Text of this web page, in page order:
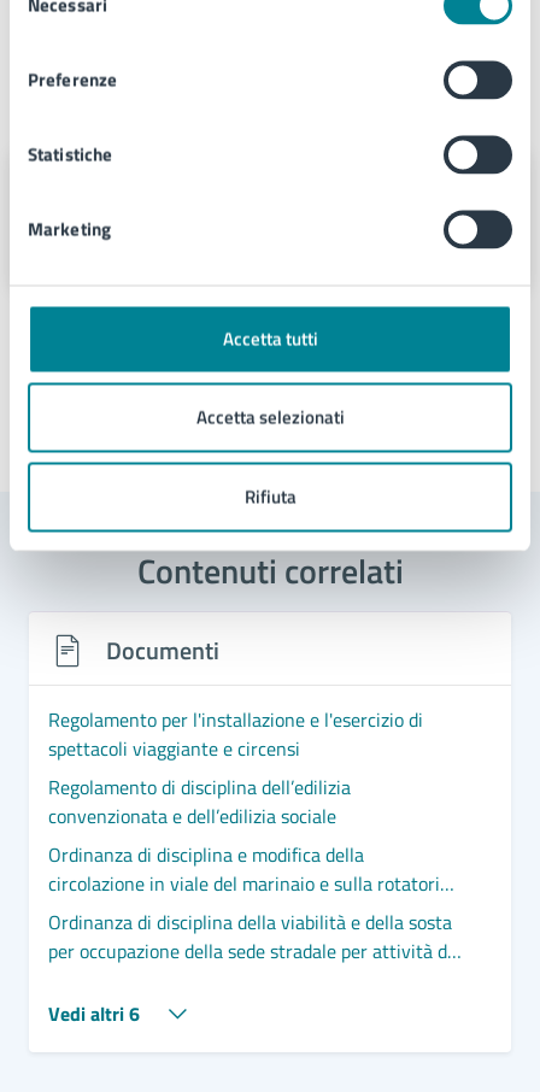
del
Preferenze
Statistiche
Marketing
Accetta tutti
Accetta selezionati
Rifiuta
Via Sant'Antonio 11 - Jesolo (VE), 30016
Ultimo aggiornamento:30/01/2026, 10:49
Contenuti correlati
Documenti
Regolamento per l'installazione e l'esercizio di
spettacoli viaggiante e circensi
Regolamento di disciplina dell’edilizia
convenzionata e dell’edilizia sociale
Ordinanza di disciplina e modifica della
circolazione in viale del marinaio e sulla rotatoria
"Famila" con via Roma Destra sp42 per lavori di
installazione aeronautica e successiva cerimonia
di inaugurazione.
Ordinanza di disciplina della viabilità e della sosta
per occupazione della sede stradale per attività di
10/07/2026
Vedi altri 6